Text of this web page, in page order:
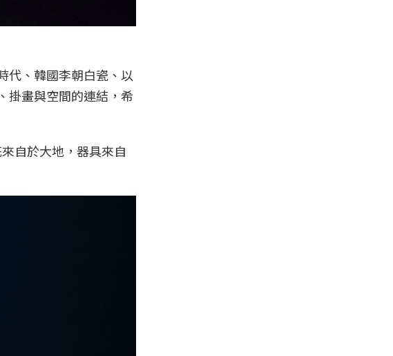
代、韓國李朝白瓷、以
掛畫與空間的連結，希
自於大地，器具來自